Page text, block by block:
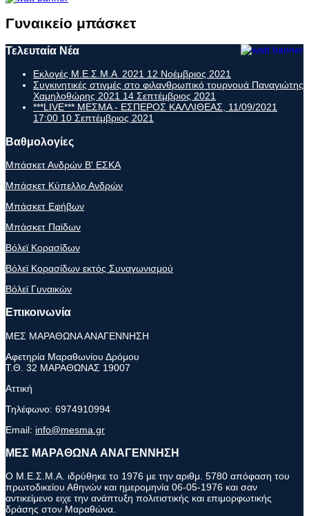
Γυναικείο μπάσκετ
Τελευταία Νέα
Εκλογές Μ.Ε.Σ.Μ.Α 2021 12 Νοέμβριος 2021
Συγκινητικές στιγμές στο φιλανθρωπικό τουρνουά Παναγιώτης
Χαμηλοθώρης 2021 14 Σεπτέμβριος 2021
***LIVE*** ΜΕΣΜΑ - ΕΣΠΕΡΟΣ ΚΑΛΛΙΘΕΑΣ, 11/09/2021
17:00 10 Σεπτέμβριος 2021
Βαθμολογίες
Μπάσκετ Ανδρών Β' ΕΣΚΑ
Μπάσκετ Κύπελλο Ανδρών
Μπάσκετ Εφήβων
Μπάσκετ Παίδων
Βόλεϊ Κορασίδων
Βόλεϊ Κορασίδων εκτός Συναγωνισμού
Βόλεϊ Γυναικών
Επικοινωνία
ΜΕΣ ΜΑΡΑΘΩΝΑ ΑΝΑΓΕΝΝΗΣΗ
Αφετηρία Μαραθωνίου Δρόμου
Τ.Θ. 32 ΜΑΡΑΘΩΝΑΣ 19007
Αττική
Τηλέφωνο: 6974910994
Email: info@mesma.gr
ΜΕΣ ΜΑΡΑΘΩΝΑ ΑΝΑΓΕΝΝΗΣΗ
Ο Μ.Ε.Σ.Μ.Α. ιδρύθηκε το 1976 με την αριθμ. 5780 απόφαση του
πρωτοδικείου Αθηνών και ημερομηνία 06-05-1976 και σαν
αντικείμενο ειχε την ανάπτυξη πολιτιστικής και επιμορφωτικής
δράσης στον Μαραθώνα.